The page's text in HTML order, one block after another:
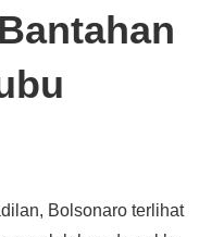
Bolsonaro terlihat